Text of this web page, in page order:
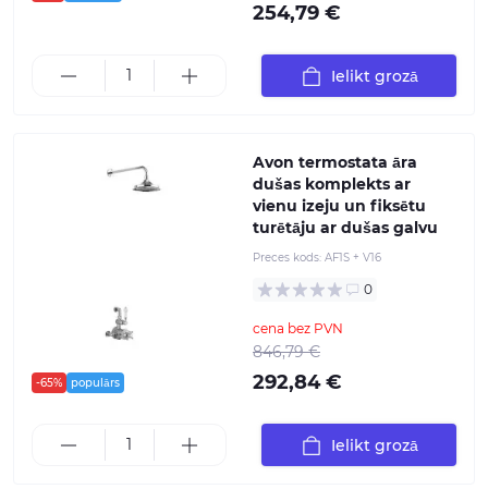
254,79 €
Ielikt grozā
-65% populārs
Avon termostata āra
dušas komplekts ar
vienu izeju un fiksētu
turētāju ar dušas galvu
Preces kods: AF1S + V16
0
cena bez PVN
846,79 €
292,84 €
Ielikt grozā